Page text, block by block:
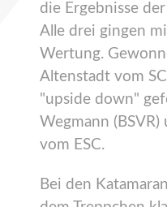
die Ergebnisse
Alle drei gingen
Wertung.
Altenstadt vom
"upside down"
Wegmann
vom ESC.
Bei den